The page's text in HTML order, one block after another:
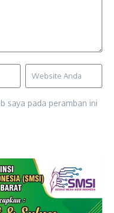
saya pada peramban ini